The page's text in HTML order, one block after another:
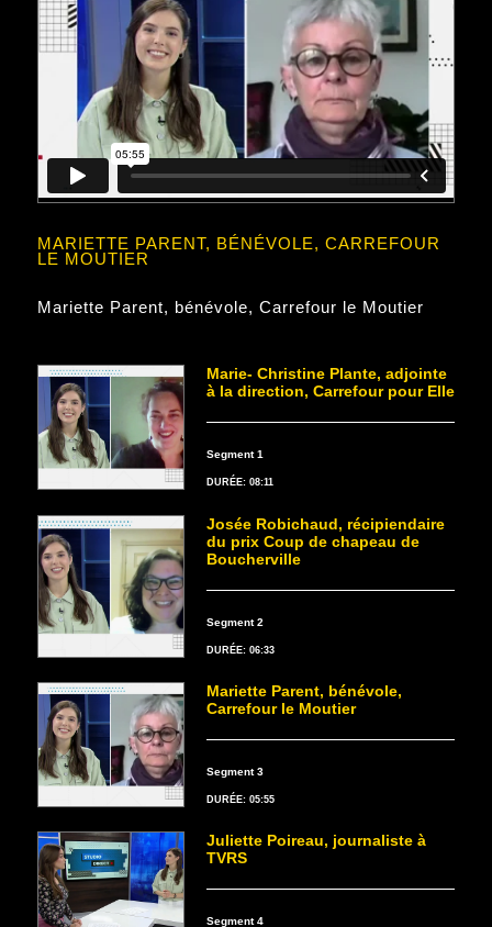
MARIETTE PARENT, BÉNÉVOLE, CARREFOUR
LE MOUTIER
Mariette Parent, bénévole, Carrefour le Moutier
Marie- Christine Plante, adjointe
à la direction, Carrefour pour Elle
Segment 1
DURÉE: 08:11
Josée Robichaud, récipiendaire
du prix Coup de chapeau de
Boucherville
Segment 2
DURÉE: 06:33
Mariette Parent, bénévole,
Carrefour le Moutier
Segment 3
DURÉE: 05:55
Juliette Poireau, journaliste à
TVRS
Segment 4